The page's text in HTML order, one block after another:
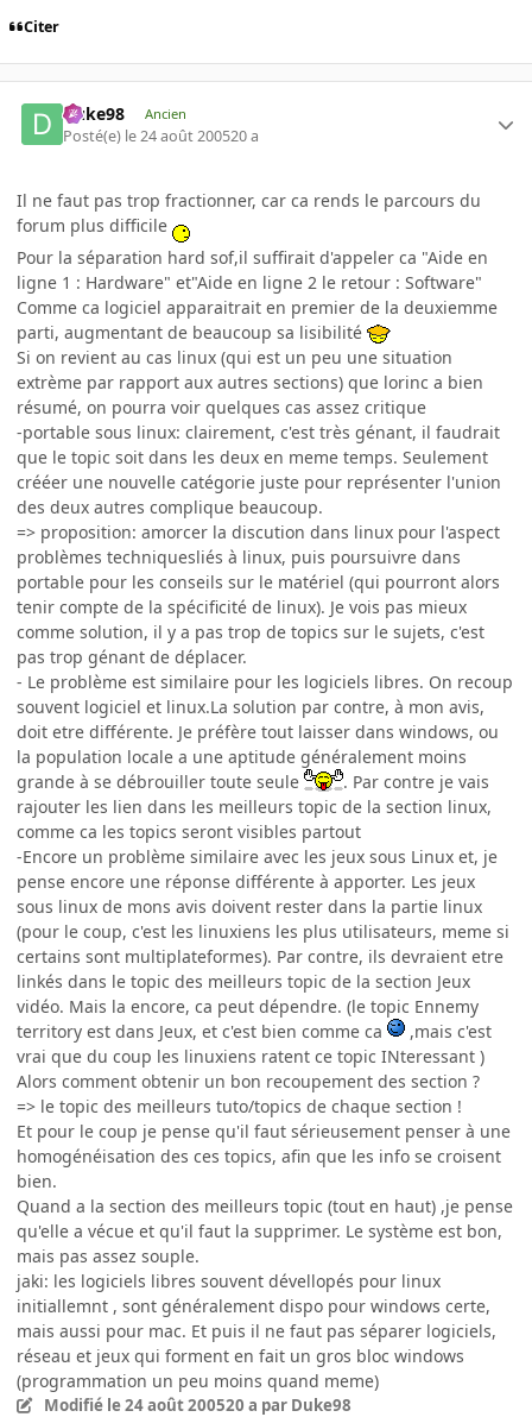
Citer
Duke98 Ancien
Posté(e) le 24 août 200520 a
Il ne faut pas trop fractionner, car ca rends le parcours du
forum plus difficile
Pour la séparation hard sof,il suffirait d'appeler ca "Aide en
ligne 1 : Hardware" et"Aide en ligne 2 le retour : Software"
Comme ca logiciel apparaitrait en premier de la deuxiemme
parti, augmentant de beaucoup sa lisibilité
Si on revient au cas linux (qui est un peu une situation
extrème par rapport aux autres sections) que lorinc a bien
résumé, on pourra voir quelques cas assez critique
-portable sous linux: clairement, c'est très génant, il faudrait
que le topic soit dans les deux en meme temps. Seulement
crééer une nouvelle catégorie juste pour représenter l'union
des deux autres complique beaucoup.
=> proposition: amorcer la discution dans linux pour l'aspect
problèmes techniquesliés à linux, puis poursuivre dans
portable pour les conseils sur le matériel (qui pourront alors
tenir compte de la spécificité de linux). Je vois pas mieux
comme solution, il y a pas trop de topics sur le sujets, c'est
pas trop génant de déplacer.
- Le problème est similaire pour les logiciels libres. On recoup
souvent logiciel et linux.La solution par contre, à mon avis,
doit etre différente. Je préfère tout laisser dans windows, ou
la population locale a une aptitude généralement moins
grande à se débrouiller toute seule
. Par contre je vais
rajouter les lien dans les meilleurs topic de la section linux,
comme ca les topics seront visibles partout
-Encore un problème similaire avec les jeux sous Linux et, je
pense encore une réponse différente à apporter. Les jeux
sous linux de mons avis doivent rester dans la partie linux
(pour le coup, c'est les linuxiens les plus utilisateurs, meme si
certains sont multiplateformes). Par contre, ils devraient etre
linkés dans le topic des meilleurs topic de la section Jeux
vidéo. Mais la encore, ca peut dépendre. (le topic Ennemy
territory est dans Jeux, et c'est bien comme ca
,mais c'est
vrai que du coup les linuxiens ratent ce topic INteressant )
Alors comment obtenir un bon recoupement des section ?
=> le topic des meilleurs tuto/topics de chaque section !
Et pour le coup je pense qu'il faut sérieusement penser à une
homogénéisation des ces topics, afin que les info se croisent
bien.
Quand a la section des meilleurs topic (tout en haut) ,je pense
qu'elle a vécue et qu'il faut la supprimer. Le système est bon,
mais pas assez souple.
jaki: les logiciels libres souvent dévellopés pour linux
initiallemnt , sont généralement dispo pour windows certe,
mais aussi pour mac. Et puis il ne faut pas séparer logiciels,
réseau et jeux qui forment en fait un gros bloc windows
(programmation un peu moins quand meme)
Modifié le 24 août 200520 a par Duke98